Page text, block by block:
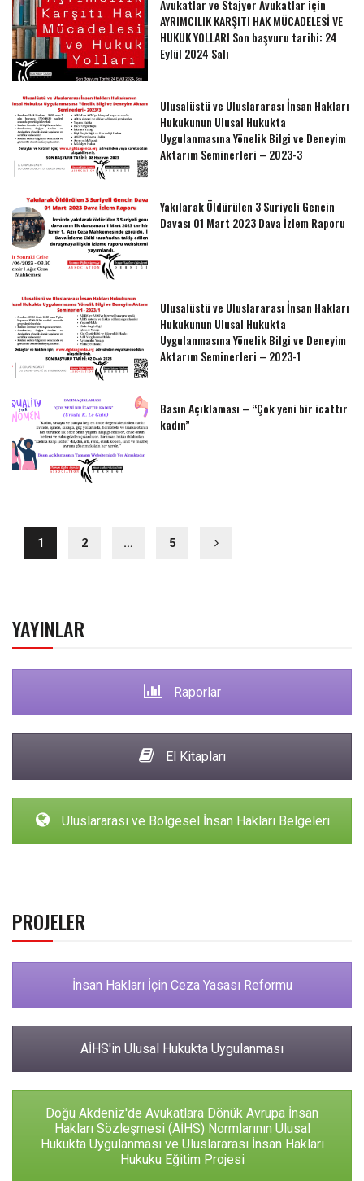
Avukatlar ve Stajyer Avukatlar için
AYRIMCILIK KARŞITI HAK MÜCADELESİ VE
HUKUK YOLLARI Son başvuru tarihi: 24
Eylül 2024 Salı
Ulusalüstü ve Uluslararası İnsan Hakları
Hukukunun Ulusal Hukukta
Uygulanmasına Yönelik Bilgi ve Deneyim
Aktarım Seminerleri – 2023-3
Yakılarak Öldürülen 3 Suriyeli Gencin
Davası 01 Mart 2023 Dava İzlem Raporu
Ulusalüstü ve Uluslararası İnsan Hakları
Hukukunun Ulusal Hukukta
Uygulanmasına Yönelik Bilgi ve Deneyim
Aktarım Seminerleri – 2023-1
Basın Açıklaması – “Çok yeni bir icattır
kadın”
1 2 … 5
YAYINLAR
Raporlar
El Kitapları
Uluslararası ve Bölgesel İnsan Hakları Belgeleri
PROJELER
İnsan Hakları İçin Ceza Yasası Reformu
AİHS'in Ulusal Hukukta Uygulanması
Doğu Akdeniz'de Avukatlara Dönük Avrupa İnsan
Hakları Sözleşmesi (AİHS) Normlarının Ulusal
Hukukta Uygulanması ve Uluslararası İnsan Hakları
Hukuku Eğitim Projesi